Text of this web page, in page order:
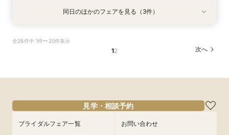
特典あり
8/25
応援キャンペーン
フェアを予約
特典あり
8/25
き＼何も決まってなくて◎
フェアを予約
特典あり
8/25
得に叶う♪少人数会食会のご相談会 マイナビ限
10:00〜
11:00〜
フェアを予約
同日のほかのフェアを見る（3件）
全26件中 1件〜20件表示
12 次へ
見学・相談予約
ブライダルフェア一覧 お問い合わせ